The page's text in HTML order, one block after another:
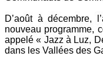
D’août à décembre,
nouveau programme,
appelé « Jazz à Luz,
dans les Vallées des